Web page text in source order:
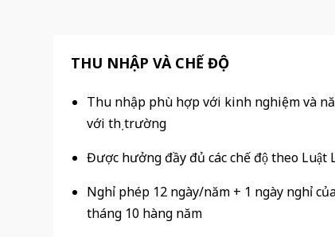
THU NHẬP VÀ CHẾ ĐỘ
Thu nhập phù hợp với kinh nghiệm và
với thị trường
Được hưởng đầy đủ các chế độ theo Luật
Nghỉ phép 12 ngày/năm + 1 ngày nghỉ
tháng 10 hàng năm